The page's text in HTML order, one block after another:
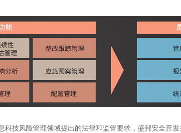
科技风险管理领域提出的法律和监管要求，盛邦安全开